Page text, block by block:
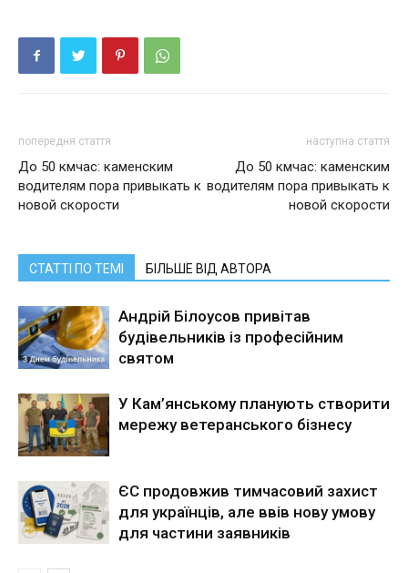
попередня стаття
До 50 кмчас: каменским
водителям пора привыкать к
новой скорости
наступна стаття
До 50 кмчас: каменским
водителям пора привыкать к
новой скорости
СТАТТІ ПО ТЕМІ БІЛЬШЕ ВІД АВТОРА
Андрій Білоусов привітав
будівельників із професійним
святом
У Кам’янському планують створити
мережу ветеранського бізнесу
ЄС продовжив тимчасовий захист
для українців, але ввів нову умову
для частини заявників